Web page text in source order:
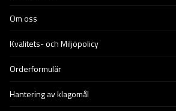
Om oss
Kvalitets- och Miljöpolicy
Orderformulär
Hantering av klagomål